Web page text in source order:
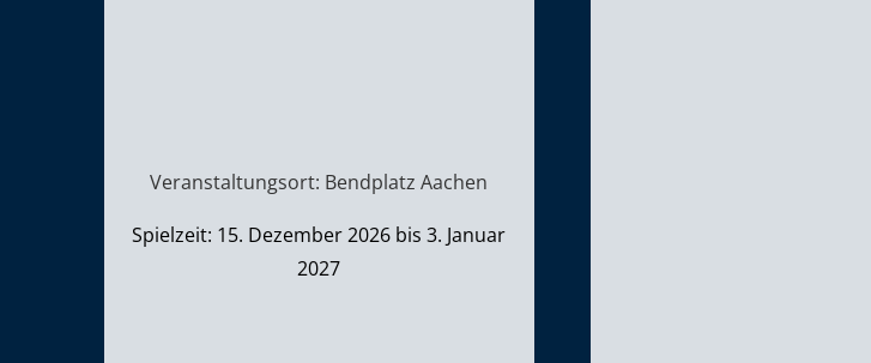
Veranstaltungsort: Bendplatz Aachen
Spielzeit: 15. Dezember 2026 bis 3. Januar
2027